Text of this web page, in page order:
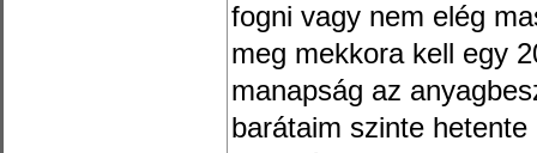
fogni vagy nem elég
meg mekkora kell egy
manapság az
barátaim szinte